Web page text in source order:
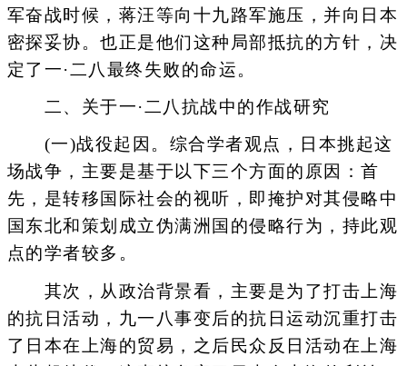
军奋战时候，蒋汪等向十九路军施压，并向日本
密探妥协。也正是他们这种局部抵抗的方针，决
定了一·二八最终失败的命运。
二、关于一·二八抗战中的作战研究
(一)战役起因。综合学者观点，日本挑起这
场战争，主要是基于以下三个方面的原因：首
先，是转移国际社会的视听，即掩护对其侵略中
国东北和策划成立伪满洲国的侵略行为，持此观
点的学者较多。
其次，从政治背景看，主要是为了打击上海
的抗日活动，九一八事变后的抗日运动沉重打击
了日本在上海的贸易，之后民众反日活动在上海